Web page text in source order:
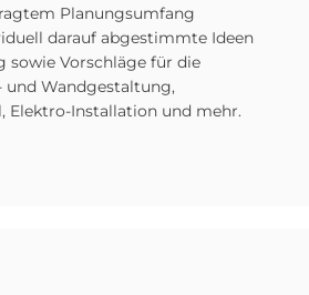
Planungsumfang
darauf abgestimmte Ideen
sowie Vorschläge für die
und Wandgestaltung,
Elektro-Installation und mehr.